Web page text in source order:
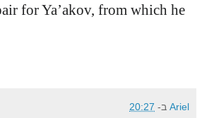
for Ya’akov, from which he
Ariel ב- 20:27